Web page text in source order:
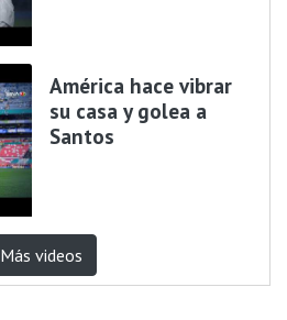
América hace vibrar
su casa y golea a
Santos
Más videos